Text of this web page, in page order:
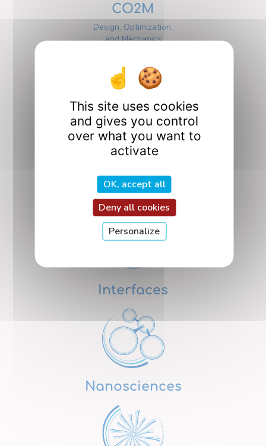
CO2M
Design, Optimization,
and Mechanics
ICQ
Quantum Interactions
and Controls
Interfaces
Nanosciences
This site uses cookies
and gives you control
over what you want to
activate
OK, accept all
Deny all cookies
Personalize